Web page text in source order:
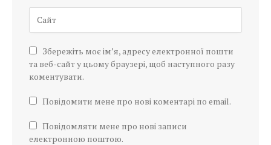
Збережіть моє ім’я, адресу електронної пошти
та веб-сайт у цьому браузері, щоб наступного разу
коментувати.
Повідомити мене про нові коментарі по email.
Повідомляти мене про нові записи
електронною поштою.